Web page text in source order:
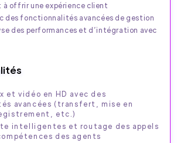
offrir une expérience client
des fonctionnalités avancées de gestion
des performances et d’intégration avec
et vidéo en HD avec des
avancées (transfert, mise en
etc.)
intelligentes et routage des appels
des agents